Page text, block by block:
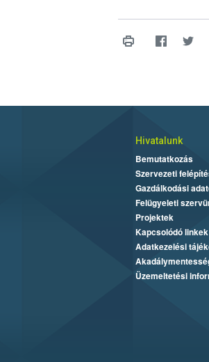
Hivatalunk
Bemutatkozás
Szervezeti
Gazdálkodási
Felügyeleti
Projektek
Kapcsolódó linkek
Adatkezelési
Üzemeltetési